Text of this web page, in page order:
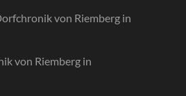
von Riemberg in
von Riemberg in